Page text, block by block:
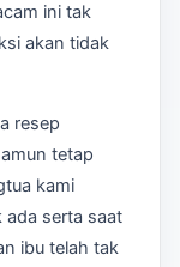
ini tak
akan tidak
resep
tetap
kami
ada serta saat
ibu telah tak